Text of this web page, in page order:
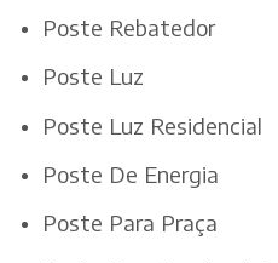
Poste Rebatedor
Poste Luz
Poste Luz Residencial
Poste De Energia
Poste Para Praça